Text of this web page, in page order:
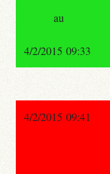
au
4/2/2015 09:33
4/2/2015 09:41